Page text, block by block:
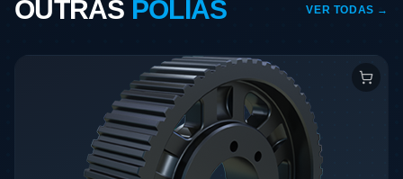
OUTRAS POLIAS VER TODAS →